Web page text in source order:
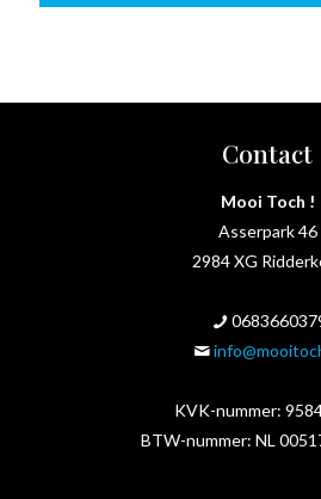
Contact
Mooi Toch !
Asserpark 46
2984 XG
KVK-nummer:
BTW-nummer: NL